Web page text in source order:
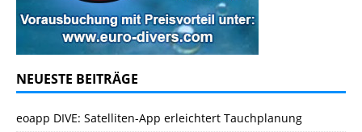
NEUESTE BEITRÄGE
eoapp DIVE: Satelliten-App erleichtert Tauchplanung